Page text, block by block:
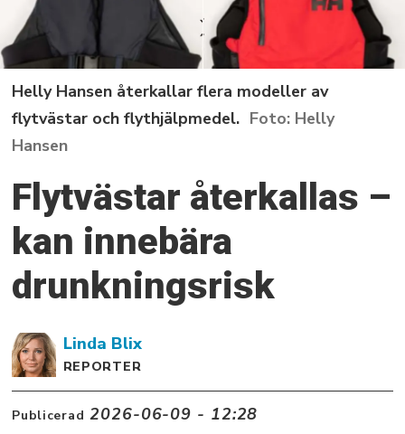
Helly Hansen återkallar flera modeller av
flytvästar och flythjälpmedel.
Helly
Hansen
Flytvästar återkallas –
kan innebära
drunkningsrisk
Linda Blix
REPORTER
Publicerad 2026-06-09 - 12:28